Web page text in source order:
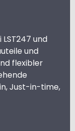
und
und
flexibler
Just-in-time,